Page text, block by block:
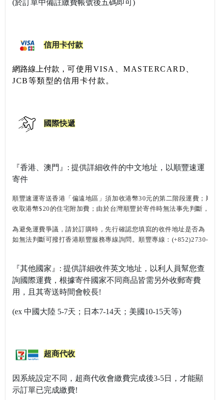
(於訂單中備註繳費帳號後五碼即可)
信用卡付款
網路線上付款， 可使用VISA、MASTERCARD、
JCB等類型的信用卡付款。
國際快遞
『香港、澳門』: 提供詳細收件的中文地址，以順豐速運
寄件
順豐速運寄送香港「偏遠地區」須加收港幣30元的第二階段運費；順
收取港幣$20的住宅附加費； 由於台灣順豐於寄件時無法事先判斷，因
為避免運費爭議，請於訂購時，先行確認您填寫的收件地址是否為「
如無法判斷可撥打香港順豐服務專線詢問。 順豐專線： (+852)2730-
『其他國家』: 提供詳細收件英文地址，以利人員幫您查
詢國際運費， 根據寄件國家不同商品皆需另外收郵寄費
用，且其寄送時間會較長!
(ex 中國大陸 5-7天；日本7-14天；美國10-15天等)
超商代收
因系統設定不同，超商代收會繳費完成後3-5日，才能顯
示訂單已完成繳費!